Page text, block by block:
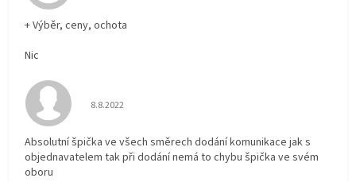
+ Výběr, ceny, ochota
Nic
Hodnocení obchodu je 5 z 5 hvězdiček.
8.8.2022
Absolutní špička ve všech směrech dodání komunikace jak s
objednavatelem tak při dodání nemá to chybu špička ve svém
oboru